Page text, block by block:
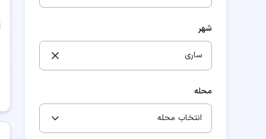
شهر
ساری
محله
انتخاب محله